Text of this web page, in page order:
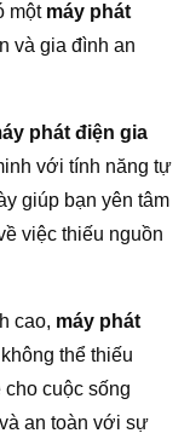
một máy phát
và gia đình an
phát điện gia
với tính năng tự
giúp bạn yên tâm
việc thiếu nguồn
cao, máy phát
thể thiếu
cuộc sống
an toàn với sự